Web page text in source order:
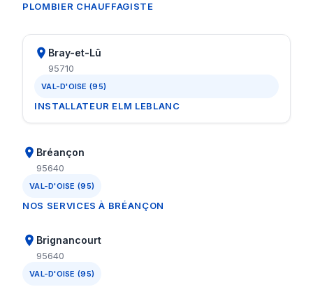
PLOMBIER CHAUFFAGISTE
Bray-et-Lû
95710
VAL-D'OISE (95)
INSTALLATEUR ELM LEBLANC
Bréançon
95640
VAL-D'OISE (95)
NOS SERVICES À BRÉANÇON
Brignancourt
95640
VAL-D'OISE (95)